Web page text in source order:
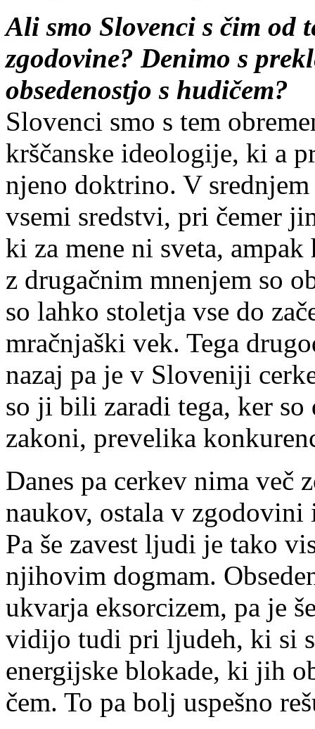
Ali smo Slovenci s čim od
zgodovine? Denimo s
obsedenostjo s hudičem?
Slovenci smo s tem
krščanske ideologije, ki a
njeno doktrino. V
vsemi sredstvi, pri čemer
ki za mene ni sveta,
z drugačnim mnenjem so
so lahko stoletja vse do
mračnjaški vek. Tega
nazaj pa je v Sloveniji
so ji bili zaradi tega, ker
zakoni, prevelika
Danes pa cerkev nima več
naukov, ostala v
Pa še zavest ljudi je tako
njihovim dogmam.
ukvarja eksorcizem, pa je
vidijo tudi pri ljudeh, ki si
energijske blokade, ki jih
čem. To pa bolj uspešno